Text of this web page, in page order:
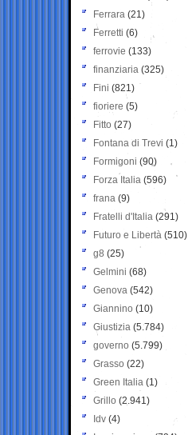
Ferrara (21)
Ferretti (6)
ferrovie (133)
finanziaria (325)
Fini (821)
fioriere (5)
Fitto (27)
Fontana di Trevi (1)
Formigoni (90)
Forza Italia (596)
frana (9)
Fratelli d'Italia (291)
Futuro e Libertà (510)
g8 (25)
Gelmini (68)
Genova (542)
Giannino (10)
Giustizia (5.784)
governo (5.799)
Grasso (22)
Green Italia (1)
Grillo (2.941)
Idv (4)